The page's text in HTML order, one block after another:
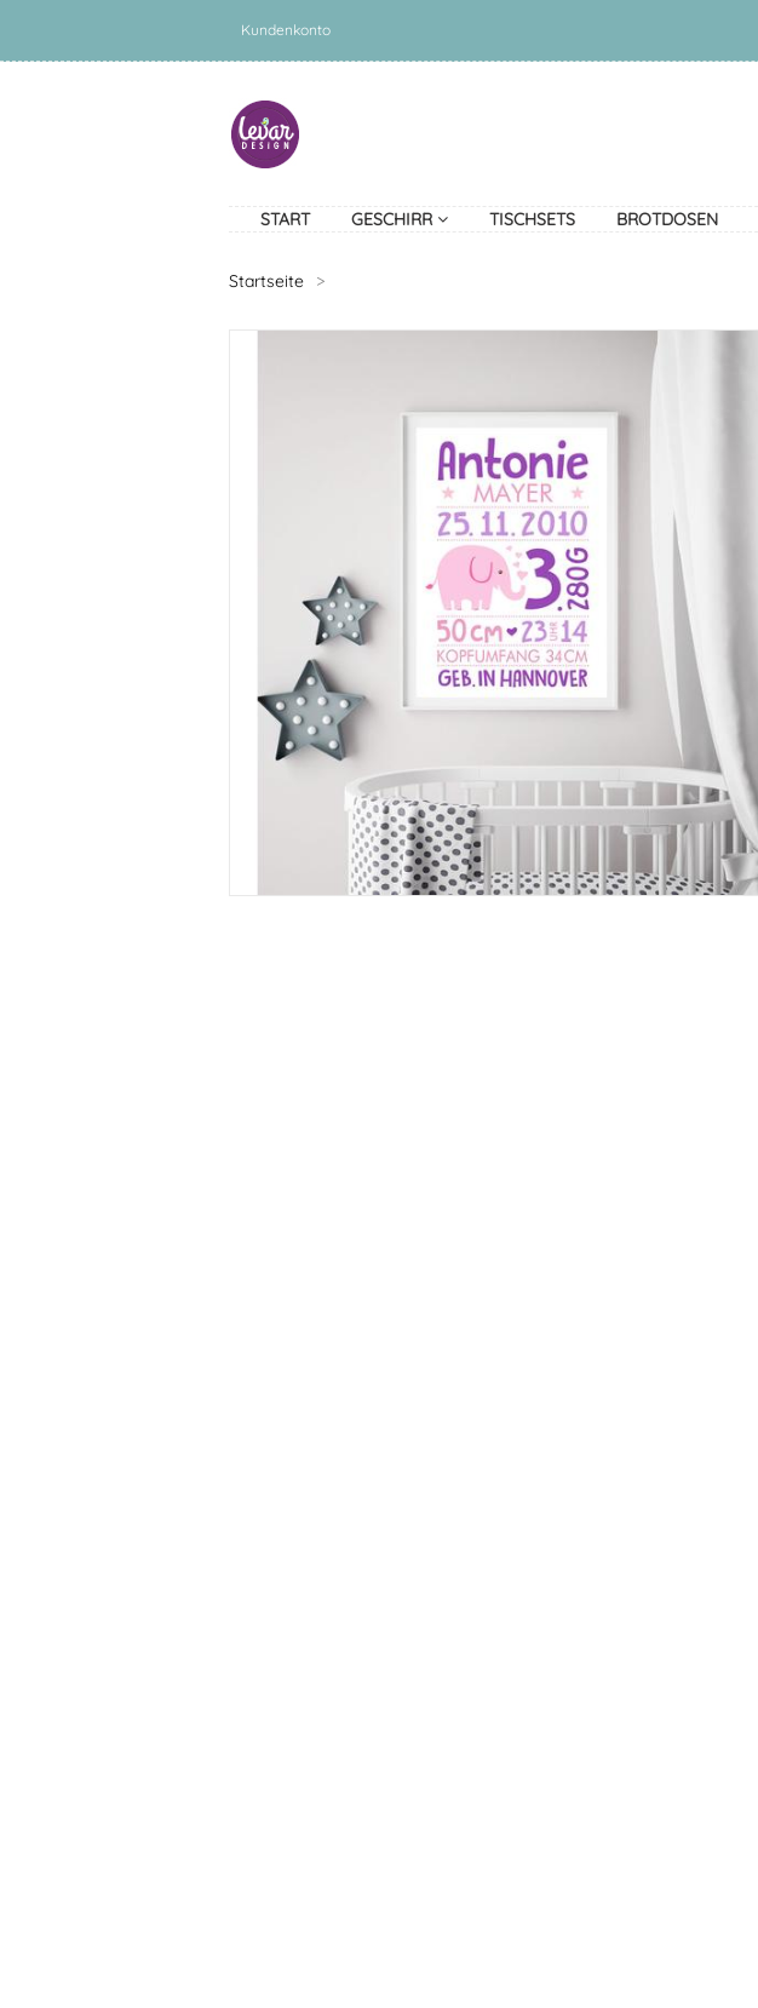
Kundenkonto
START GESCHIRR TISCHSETS BROTDOSEN
Startseite >